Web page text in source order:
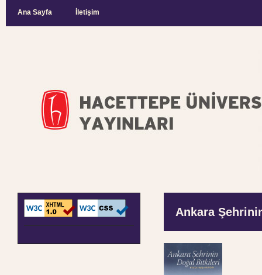
Ana Sayfa İletişim
Ankara